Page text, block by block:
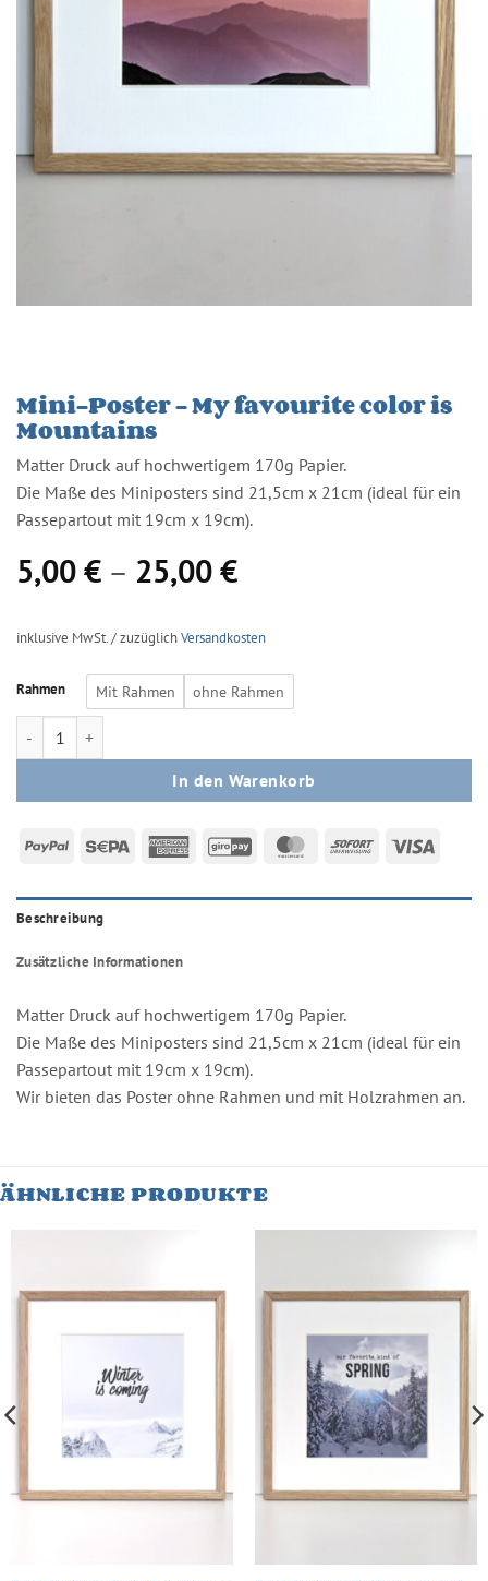
Mini-Poster – My favourite color is
Mountains
Matter Druck auf hochwertigem 170g Papier.
Die Maße des Miniposters sind 21,5cm x 21cm (ideal für ein
Passepartout mit 19cm x 19cm).
5,00€ – 25,00€
inklusive MwSt. / zuzüglichVersandkosten
Rahmen Mit Rahmen ohne Rahmen
Mini-Poster - My favourite color is Mountains Menge
In den Warenkorb
PayPal Sepa
AmericanGiroPay MasterCardSofort
Beschreibung
Zusätzliche Informationen
Matter Druck auf hochwertigem 170g Papier.
Die Maße des Miniposters sind 21,5cm x 21cm (ideal für ein
Passepartout mit 19cm x 19cm).
Wir bieten das Poster ohne Rahmen und mit Holzrahmen an.
ÄHNLICHE PRODUKTE